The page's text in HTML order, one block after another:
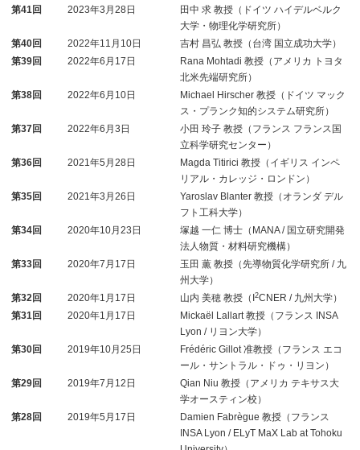
第41回
2023年3月28日
田中 求 教授（ドイツ ハイデルベルク
大学・物理化学研究所）
第40回
2022年11月10日
吉村 昌弘 教授（台湾 国立成功大学）
第39回
2022年6月17日
Rana Mohtadi 教授（アメリカ トヨタ
北米先端研究所）
第38回
2022年6月10日
Michael Hirscher 教授（ドイツ マック
ス・プランク知的システム研究所）
第37回
2022年6月3日
小田 玲子 教授（フランス フランス国
立科学研究センター）
第36回
2021年5月28日
Magda Titirici 教授（イギリス インペ
リアル・カレッジ・ロンドン）
第35回
2021年3月26日
Yaroslav Blanter 教授（オランダ デル
フト工科大学）
第34回
2020年10月23日
塚越 一仁 博士（MANA / 国立研究開発
法人物質・材料研究機構）
第33回
2020年7月17日
玉田 薫 教授（先導物質化学研究所 / 九
州大学）
第32回
2020年1月17日 山内 美穂 教授（I2CNER / 九州大学）
第31回
2020年1月17日
Mickaël Lallart 教授（フランス INSA
Lyon / リヨン大学）
第30回
2019年10月25日
Frédéric Gillot 准教授（フランス エコ
ール・サントラル・ドゥ・リヨン）
第29回
2019年7月12日
Qian Niu 教授（アメリカ テキサス大
学オースティン校）
第28回
2019年5月17日
Damien Fabrègue 教授（フランス
INSA Lyon / ELyT MaX Lab at Tohoku